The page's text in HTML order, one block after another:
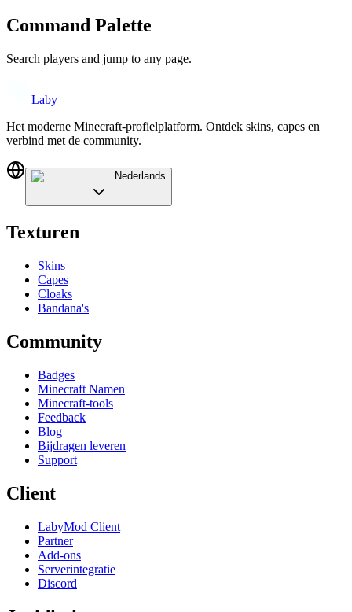
Command Palette
Search players and jump to any page.
Laby
Het moderne Minecraft-profielplatform. Ontdek skins, capes en
verbind met de community.
Nederlands
Texturen
Skins
Capes
Cloaks
Bandana's
Community
Badges
Minecraft Namen
Minecraft-tools
Feedback
Blog
Bijdragen leveren
Support
Client
LabyMod Client
Partner
Add-ons
Serverintegratie
Discord